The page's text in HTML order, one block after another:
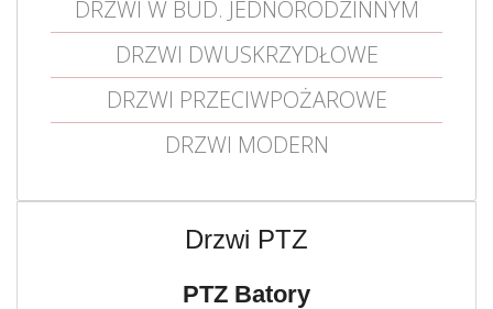
DRZWI W BUD. JEDNORODZINNYM
DRZWI DWUSKRZYDŁOWE
DRZWI PRZECIWPOŻAROWE
DRZWI MODERN
Drzwi PTZ
PTZ Batory